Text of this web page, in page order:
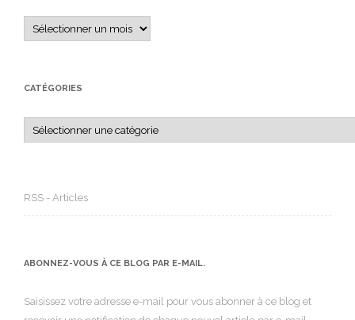
Archives
CATÉGORIES
Catégories
RSS - Articles
ABONNEZ-VOUS À CE BLOG PAR E-MAIL.
Saisissez votre adresse e-mail pour vous abonner à ce blog et